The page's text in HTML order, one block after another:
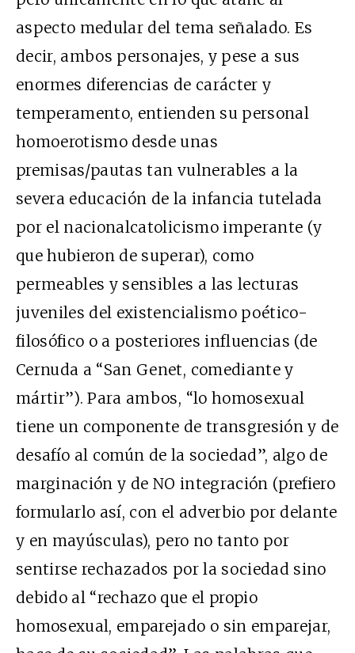
aspecto medular del tema señalado. Es
decir, ambos personajes, y pese a sus
enormes diferencias de carácter y
temperamento, entienden su personal
homoerotismo desde unas
premisas/pautas tan vulnerables a la
severa educación de la infancia tutelada
por el nacionalcatolicismo imperante (y
que hubieron de superar), como
permeables y sensibles a las lecturas
juveniles del existencialismo poético-
filosófico o a posteriores influencias (de
Cernuda a “San Genet, comediante y
mártir”). Para ambos, “lo homosexual
tiene un componente de transgresión y de
desafío al común de la sociedad”, algo de
marginación y de NO integración (prefiero
formularlo así, con el adverbio por delante
y en mayúsculas), pero no tanto por
sentirse rechazados por la sociedad sino
debido al “rechazo que el propio
homosexual, emparejado o sin emparejar,